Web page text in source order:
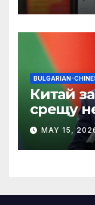
BULGARIAN-
Китай
срещу
MAY 15,